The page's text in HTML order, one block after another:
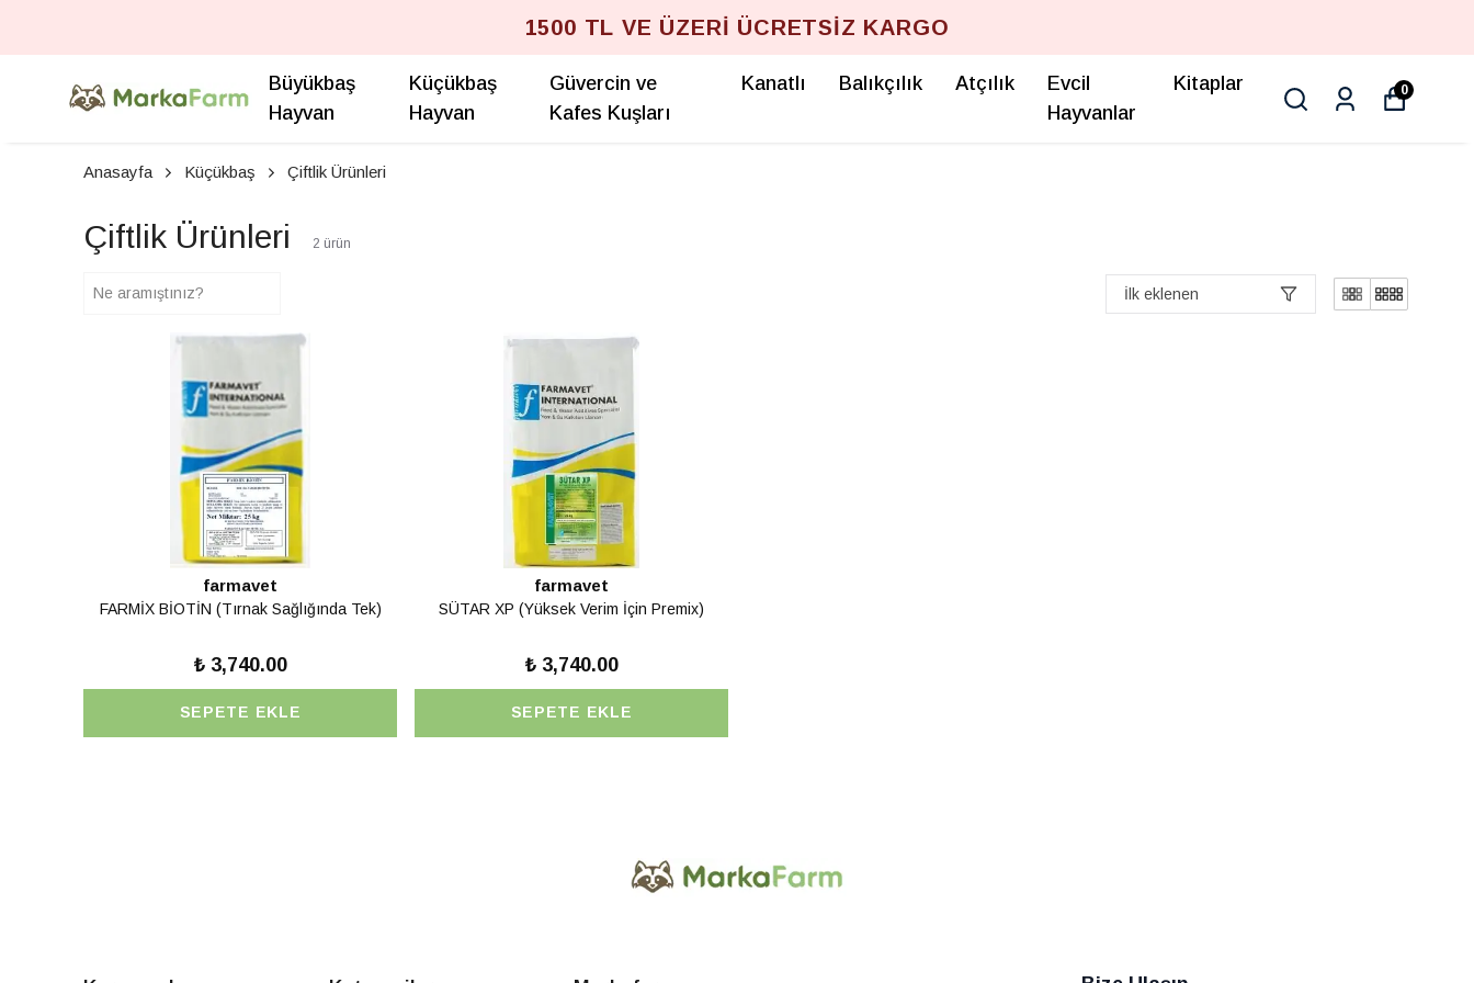
1500 TL VE ÜZERİ ÜCRETSİZ KARGO
Büyükbaş
Hayvan
Küçükbaş
Hayvan
Güvercin ve
Kafes Kuşları
Kanatlı Balıkçılık Atçılık
Evcil
Hayvanlar
Kitaplar 0
Anasayfa Küçükbaş Çiftlik Ürünleri
Çiftlik Ürünleri 2 ürün
İlk eklenen
farmavet
FARMİX BİOTİN (Tırnak Sağlığında Tek)
₺ 3,740.00
SEPETE EKLE
farmavet
SÜTAR XP (Yüksek Verim İçin Premix)
₺ 3,740.00
SEPETE EKLE